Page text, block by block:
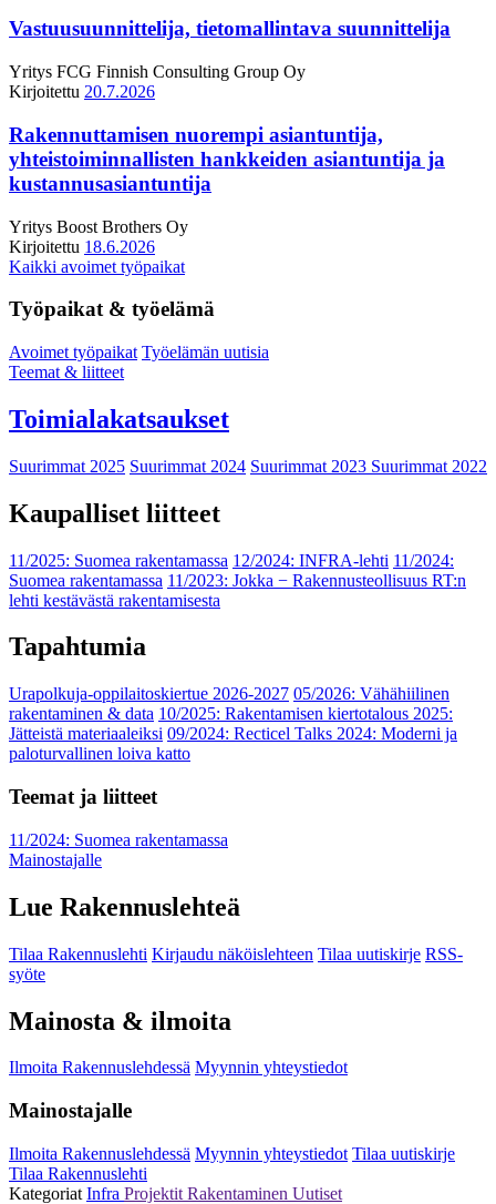
Vastuusuunnittelija, tietomallintava suunnittelija
Yritys FCG Finnish Consulting Group Oy
Kirjoitettu 20.7.2026
Rakennuttamisen nuorempi asiantuntija,
yhteistoiminnallisten hankkeiden asiantuntija ja
kustannusasiantuntija
Yritys Boost Brothers Oy
Kirjoitettu 18.6.2026
Kaikki avoimet työpaikat
Työpaikat & työelämä
Avoimet työpaikat Työelämän uutisia
Teemat & liitteet
Toimialakatsaukset
Suurimmat 2025 Suurimmat 2024 Suurimmat 2023 Suurimmat 2022
Kaupalliset liitteet
11/2025: Suomea rakentamassa 12/2024: INFRA-lehti 11/2024:
Suomea rakentamassa 11/2023: Jokka − Rakennusteollisuus RT:n
lehti kestävästä rakentamisesta
Tapahtumia
Urapolkuja-oppilaitoskiertue 2026-2027 05/2026: Vähähiilinen
rakentaminen & data 10/2025: Rakentamisen kiertotalous 2025:
Jätteistä materiaaleiksi 09/2024: Recticel Talks 2024: Moderni ja
paloturvallinen loiva katto
Teemat ja liitteet
11/2024: Suomea rakentamassa
Mainostajalle
Lue Rakennuslehteä
Tilaa Rakennuslehti Kirjaudu näköislehteen Tilaa uutiskirje RSS-
syöte
Mainosta & ilmoita
Ilmoita Rakennuslehdessä Myynnin yhteystiedot
Mainostajalle
Ilmoita Rakennuslehdessä Myynnin yhteystiedot Tilaa uutiskirje
Tilaa Rakennuslehti
Kategoriat Infra Projektit Rakentaminen Uutiset